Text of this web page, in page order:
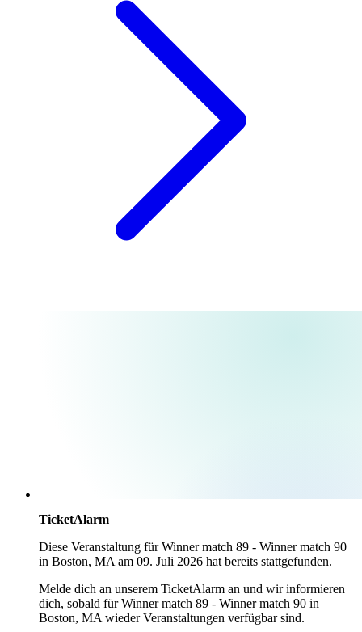
TicketAlarm
Diese Veranstaltung fürWinner match 89 - Winner match 90
in Boston, MA am 09. Juli 2026 hat bereits stattgefunden.
Melde dich an unserem TicketAlarm an und wir informieren
dich, sobald fürWinner match 89 - Winner match 90 in
Boston, MA wieder Veranstaltungen verfügbar sind.